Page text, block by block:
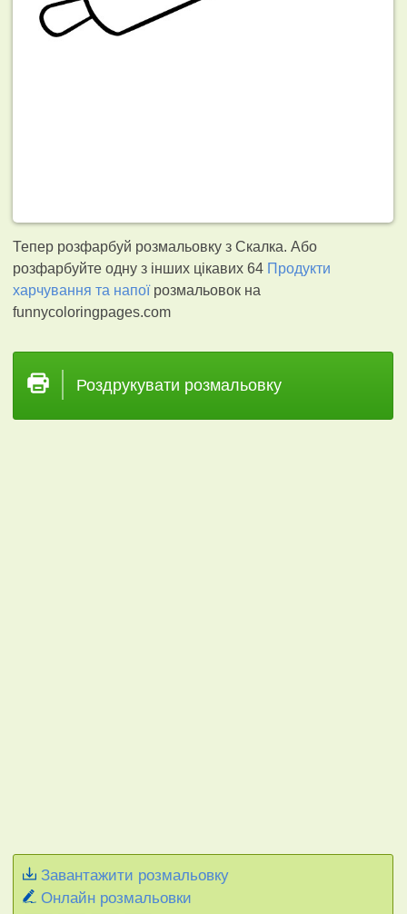
Тепер розфарбуй розмальовку з Скалка. Або
розфарбуйте одну з інших цікавих 64 Продукти
харчування та напоїрозмальовок на
funnycoloringpages.com
Роздрукувати розмальовку
Завантажити розмальовку
Онлайн розмальовки